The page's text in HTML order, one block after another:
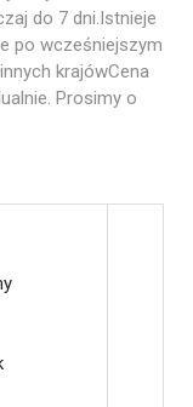
do 7 dni.Istnieje
po wcześniejszym
krajówCena
Prosimy o